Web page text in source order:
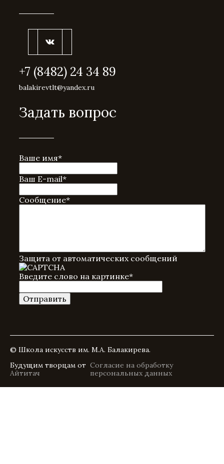
+7 (8482) 24 34 89
balakirevtlt@yandex.ru
Задать вопрос
Ваше имя*
Ваш E-mail*
Сообщение*
Защита от автоматических сообщений
Введите слово на картинке*
© Школа искусств им. М.А. Балакирева.
Будущим творцам от
Айтитач
Согласие на обработку
персональных данных